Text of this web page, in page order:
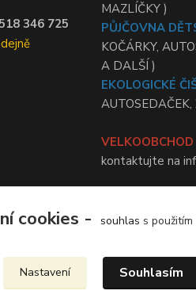
346 725
MAZLÍČKY )
PŮJČOVNA
KOČÁRKY,
A DALŠÍ )
EKOLOGICKÉ
AUTOSEDAČEK,
VELKOOBCHOD
kontaktujte na
Upravit sběr cookies.
cookies - souhlas s
Nastavení Souhlasím